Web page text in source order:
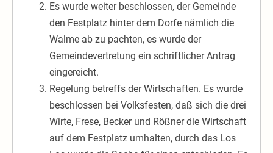
Es wurde weiter beschlossen, der Gemeinde
den Festplatz hinter dem Dorfe nämlich die
Walme ab zu pachten, es wurde der
Gemeindevertretung ein schriftlicher Antrag
eingereicht.
Regelung betreffs der Wirtschaften. Es wurde
beschlossen bei Volksfesten, daß sich die drei
Wirte, Frese, Becker und Rößner die Wirtschaft
auf dem Festplatz umhalten, durch das Los